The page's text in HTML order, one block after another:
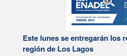
Este lunes se entregarán los
región de Los Lagos